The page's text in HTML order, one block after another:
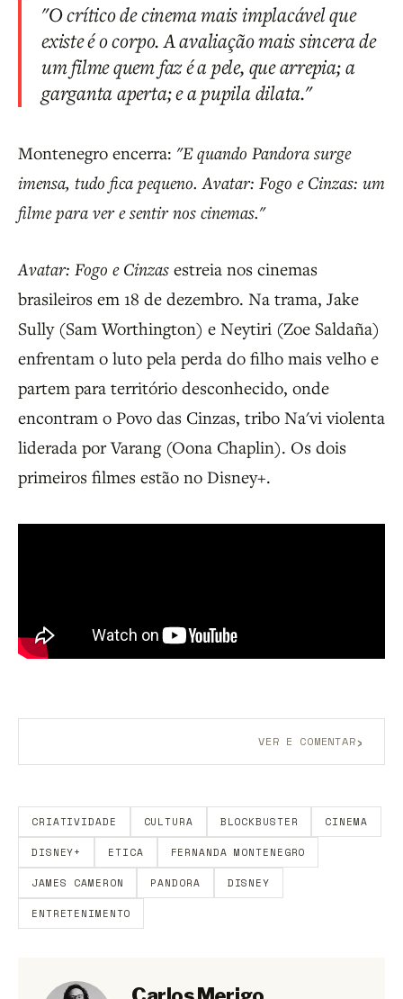
"O crítico de cinema mais implacável que
existe é o corpo. A avaliação mais sincera de
um filme quem faz é a pele, que arrepia; a
garganta aperta; e a pupila dilata."
Montenegro encerra: "E quando Pandora surge
imensa, tudo fica pequeno. Avatar: Fogo e Cinzas: um
filme para ver e sentir nos cinemas."
Avatar: Fogo e Cinzas estreia nos cinemas
brasileiros em 18 de dezembro. Na trama, Jake
Sully (Sam Worthington) e Neytiri (Zoe Saldaña)
enfrentam o luto pela perda do filho mais velho e
partem para território desconhecido, onde
encontram o Povo das Cinzas, tribo Na'vi violenta
liderada por Varang (Oona Chaplin). Os dois
primeiros filmes estão no Disney+.
VER E COMENTAR›
CRIATIVIDADE CULTURA BLOCKBUSTER CINEMA
DISNEY+ ETICA FERNANDA MONTENEGRO
JAMES CAMERON PANDORA DISNEY
ENTRETENIMENTO